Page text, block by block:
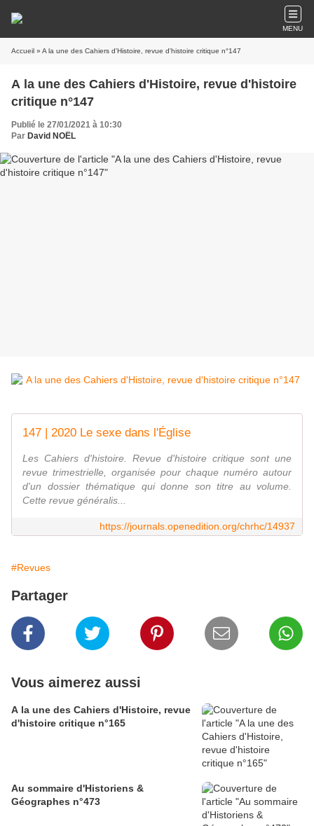
MENU
Accueil » A la une des Cahiers d'Histoire, revue d'histoire critique n°147
A la une des Cahiers d'Histoire, revue d'histoire
critique n°147
Publié le 27/01/2021 à 10:30
Par David NOËL
147 | 2020 Le sexe dans l'Église
Les Cahiers d'histoire. Revue d'histoire critique sont une
revue trimestrielle, organisée pour chaque numéro autour
d'un dossier thématique qui donne son titre au volume.
Cette revue généralis...
https://journals.openedition.org/chrhc/14937
#Revues
Partager
Vous aimerez aussi
A la une des Cahiers d'Histoire, revue
d'histoire critique n°165
Au sommaire d'Historiens &
Géographes n°473